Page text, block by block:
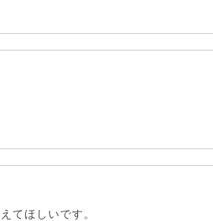
てほしいです。